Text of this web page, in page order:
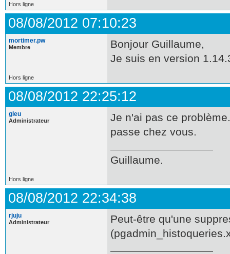
Hors ligne
08/08/2012 07:10:23
mortimer.pw
Membre
Bonjour Guillaume,
Je suis en version
Hors ligne
08/08/2012 22:25:12
gleu
Administrateur
Je n'ai pas ce
passe chez vous.
Guillaume.
Hors ligne
08/08/2012 22:34:38
rjuju
Administrateur
Peut-être qu'une